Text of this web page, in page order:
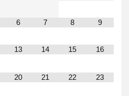
6 7 8 9
13 14 15 16
20 21 22 23